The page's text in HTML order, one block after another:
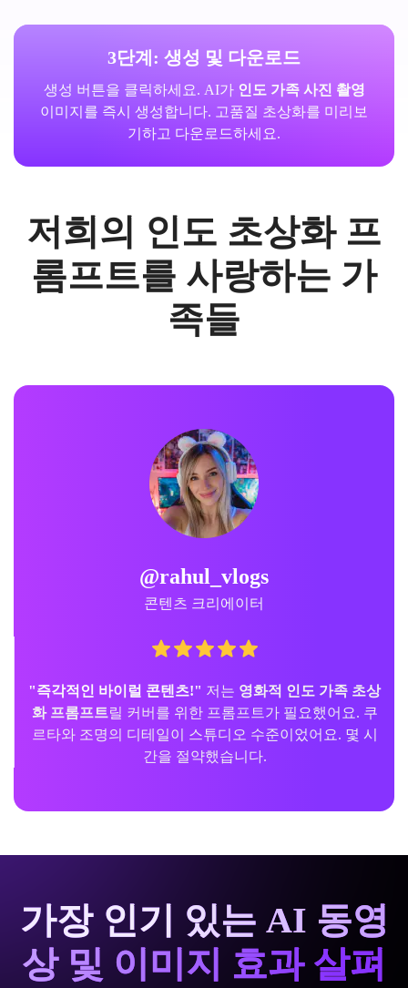
3단계: 생성 및 다운로드
생성 버튼을 클릭하세요. AI가 인도 가족 사진 촬영
이미지를 즉시 생성합니다. 고품질 초상화를 미리보
기하고 다운로드하세요.
저희의 인도 초상화 프
롬프트를 사랑하는 가
족들
@rahul_vlogs
콘텐츠 크리에이터
"즉각적인 바이럴 콘텐츠!" 저는 영화적 인도 가족 초상
화 프롬프트릴 커버를 위한 프롬프트가 필요했어요. 쿠
르타와 조명의 디테일이 스튜디오 수준이었어요. 몇 시
간을 절약했습니다.
가장 인기 있는 AI 동영
상 및 이미지 효과 살펴